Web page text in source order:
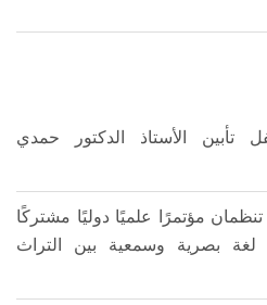
تأبين الأستاذ الدكتور حمدي
تنظمان مؤتمرًا علميًا دوليًا مشتركًا
لغة بصرية وسمعية بين التراث